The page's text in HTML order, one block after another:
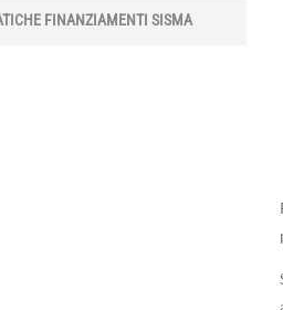
FINANZIAMENTI SISMA